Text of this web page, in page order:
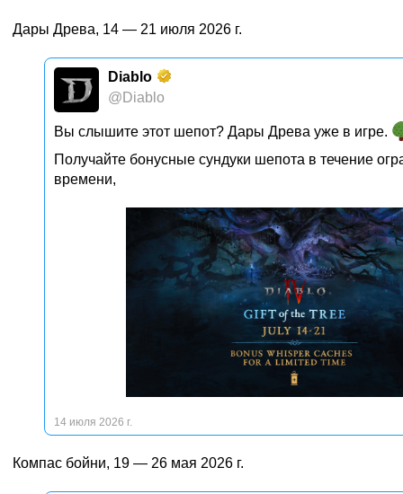
Дары Древа, 14 — 21 июля 2026 г.
Diablo
@Diablo
Вы слышите этот шепот? Дары Древа уже в игре.
Получайте бонусные сундуки шепота в течение
времени,
14 июля 2026 г.
Компас бойни, 19 — 26 мая 2026 г.